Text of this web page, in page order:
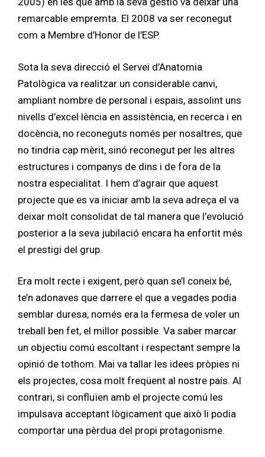
remarcable empremta. El 2008 va ser reconegut
com a Membre d’Honor de l’ESP.
Sota la seva direcció el Servei d’Anatomia
Patològica va realitzar un considerable canvi,
ampliant nombre de personal i espais, assolint uns
nivells d’excel·lència en assistència, en recerca i en
docència, no reconeguts només per nosaltres, que
no tindria cap mèrit, sinó reconegut per les altres
estructures i companys de dins i de fora de la
nostra especialitat. I hem d’agrair que aquest
projecte que es va iniciar amb la seva adreça el va
deixar molt consolidat de tal manera que l’evolució
posterior a la seva jubilació encara ha enfortit més
el prestigi del grup.
Era molt recte i exigent, però quan se’l coneix bé,
te’n adonaves que darrere el que a vegades podia
semblar duresa, només era la fermesa de voler un
treball ben fet, el millor possible. Va saber marcar
un objectiu comú escoltant i respectant sempre la
opinió de tothom. Mai va tallar les idees pròpies ni
els projectes, cosa molt freqüent al nostre país. Al
contrari, si confluïen amb el projecte comú les
impulsava acceptant lògicament que això li podia
comportar una pèrdua del propi protagonisme.